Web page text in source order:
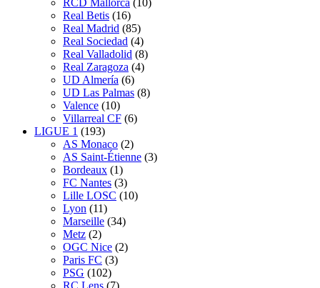
Real Betis (16)
Real Madrid (85)
Real Sociedad (4)
Real Valladolid (8)
Real Zaragoza (4)
UD Almería (6)
UD Las Palmas (8)
Valence (10)
Villarreal CF (6)
LIGUE 1 (193)
AS Monaco (2)
AS Saint-Étienne (3)
Bordeaux (1)
FC Nantes (3)
Lille LOSC (10)
Lyon (11)
Marseille (34)
Metz (2)
OGC Nice (2)
Paris FC (3)
PSG (102)
RC Lens (7)